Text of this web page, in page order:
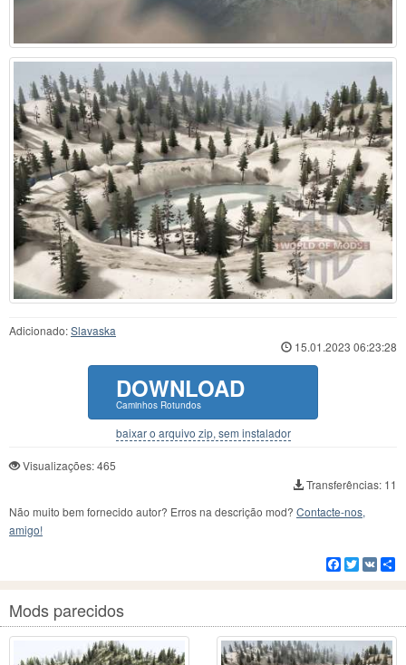
Adicionado:Slavaska
15.01.2023 06:23:28
DOWNLOAD
Caminhos Rotundos
baixar o arquivo zip, sem instalador
Visualizações: 465
Transferências: 11
Não muito bem fornecido autor? Erros na descrição mod? Contacte-nos,
amigo!
Facebook
Twitter
VK
Mods parecidos